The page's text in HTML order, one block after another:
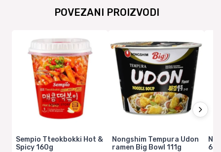
POVEZANI PROIZVODI
Sempio Tteokbokki Hot &
Spicy 160g
Nongshim Tempura Udon
ramen Big Bowl 111g